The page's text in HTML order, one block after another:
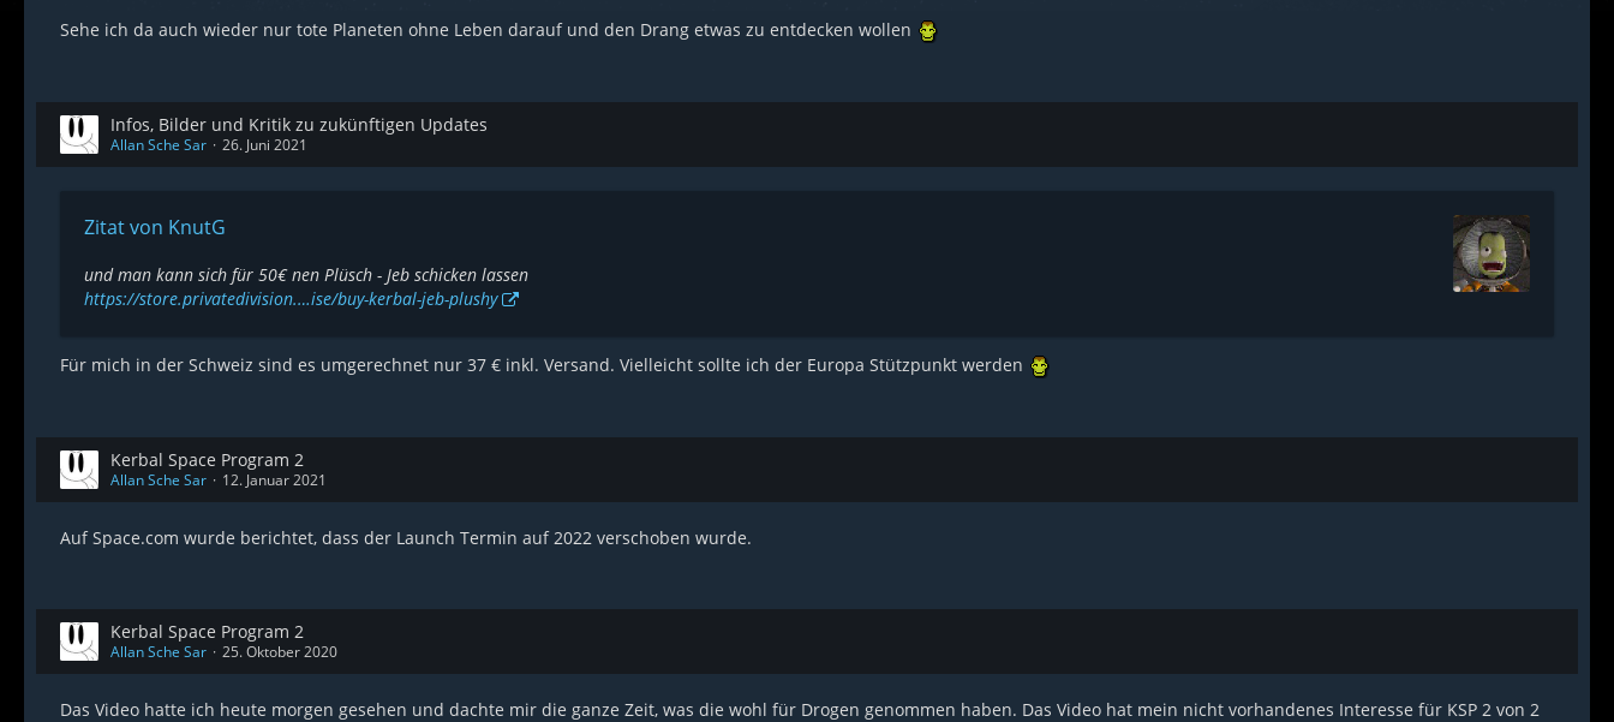
Sehe ich da auch wieder nur tote Planeten ohne Leben darauf und den Drang etwas zu entdecken wollen
Infos, Bilder und Kritik zu zukünftigen Updates
Allan Sche Sar 26. Juni 2021
Zitat von KnutG
und man kann sich für 50€ nen Plüsch - Jeb schicken lassen
https://store.privatedivision.…ise/buy-kerbal-jeb-plushy
Für mich in der Schweiz sind es umgerechnet nur 37 € inkl. Versand. Vielleicht sollte ich der Europa Stützpunkt werden
Kerbal Space Program 2
Allan Sche Sar 12. Januar 2021
Auf Space.com wurde berichtet, dass der Launch Termin auf 2022 verschoben wurde.
Kerbal Space Program 2
Allan Sche Sar 25. Oktober 2020
Das Video hatte ich heute morgen gesehen und dachte mir die ganze Zeit, was die wohl für Drogen genommen haben. Das Video hat mein nicht vorhandenes Interesse für KSP 2 von 2